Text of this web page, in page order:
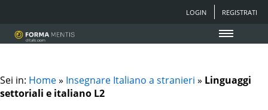
LOGIN REGISTRATI
Sei in: Home» Insegnare Italiano a stranieri » Linguaggi
settoriali e italiano L2